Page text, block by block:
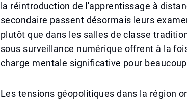
la réintroduction de l'apprentissage à
secondaire passent désormais leurs
plutôt que dans les salles de classe
sous surveillance numérique offrent à la
charge mentale significative pour
Les tensions géopolitiques dans la région